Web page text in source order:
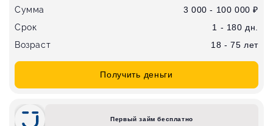
Сумма
3 000 - 100 000 ₽
Срок
1 - 180 дн.
Возраст
18 - 75 лет
Получить деньги
Первый займ бесплатно